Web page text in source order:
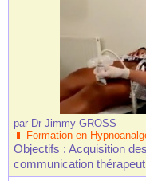
par Dr Jimmy GROSS
Formation en
Objectifs : Acquisition
communication